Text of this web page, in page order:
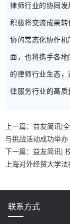
律师行业的协同发
积极将交流成果
协的常态化协作
面，也将携手各
的律师行业生态
律服务行业的高质
上一篇： 益友简讯|
与挑战活动成功举办
下一篇： 益友简讯|
上海对外经贸大学
联系方式